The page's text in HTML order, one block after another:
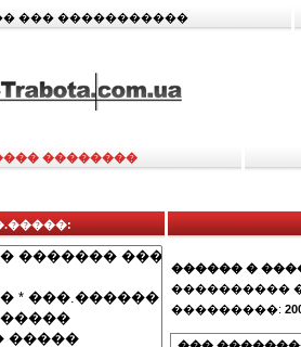
��� �����������
��������
������ �
����������
���������: